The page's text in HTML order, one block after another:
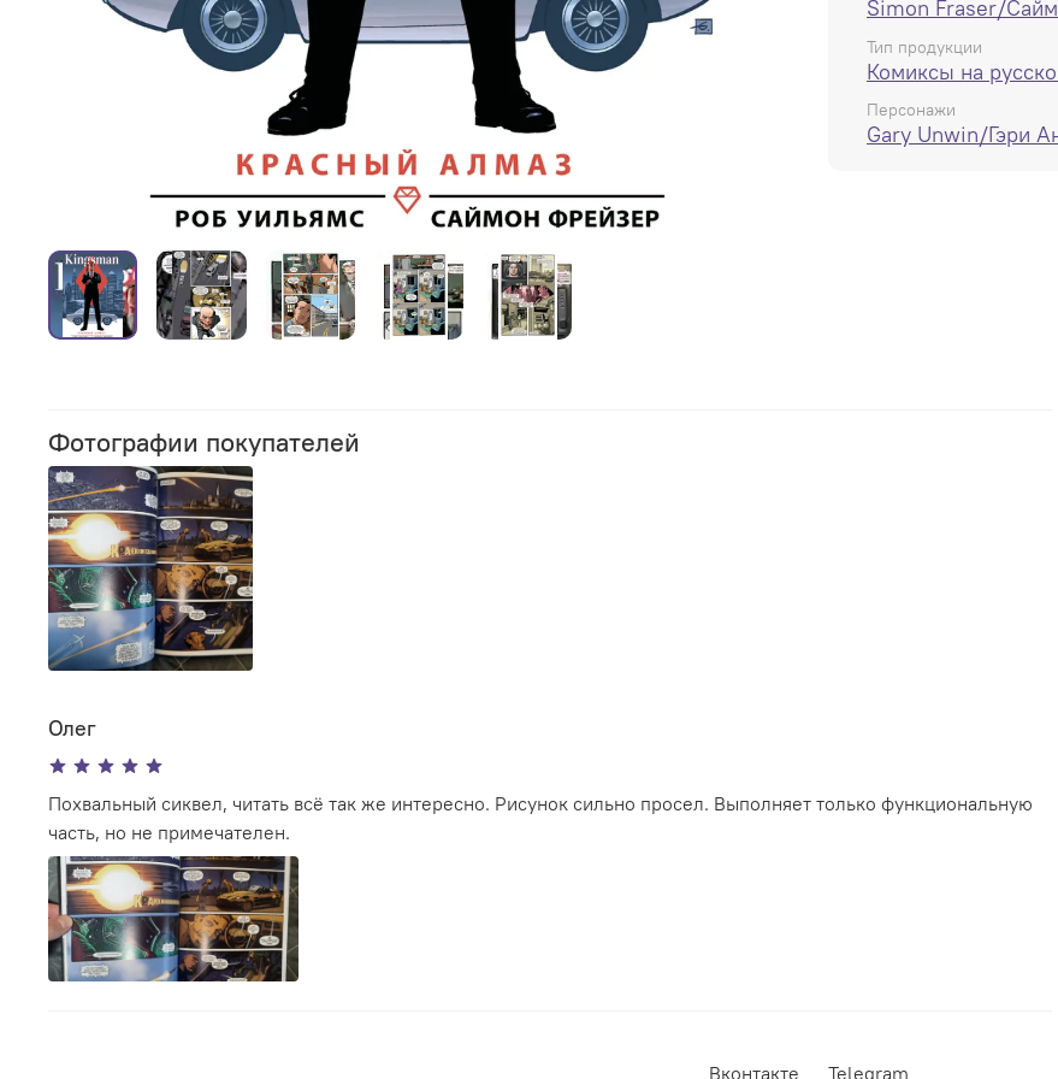
В книге собраны
Simon Fraser/
Тип продукции
Комиксы на
Персонажи
Gary Unwin/Гэри
Фотографии покупателей
Олег
Похвальный сиквел, читать всё так же интересно. Рисунок сильно просел. Выполняет только функциональную
часть, но не примечателен.
Вконтакте Telegram